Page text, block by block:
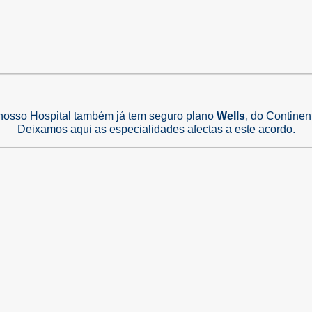
Hospital também já tem seguro plano Wells, do
Deixamos aqui as especialidadesafectas a este acordo.